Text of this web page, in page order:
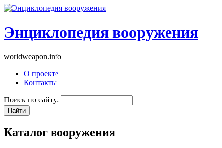
Энциклопедия вооружения
worldweapon.info
О проекте
Контакты
Поиск по сайту:
Каталог вооружения